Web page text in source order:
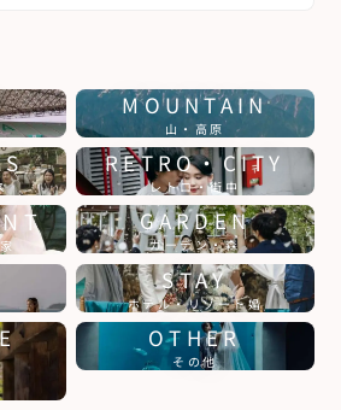
MOUNTAIN
山・高原
RETRO・CITY
レトロ・街中
GARDEN
ガーデン・森
STAY
ホテル・リゾート婚
OTHER
その他